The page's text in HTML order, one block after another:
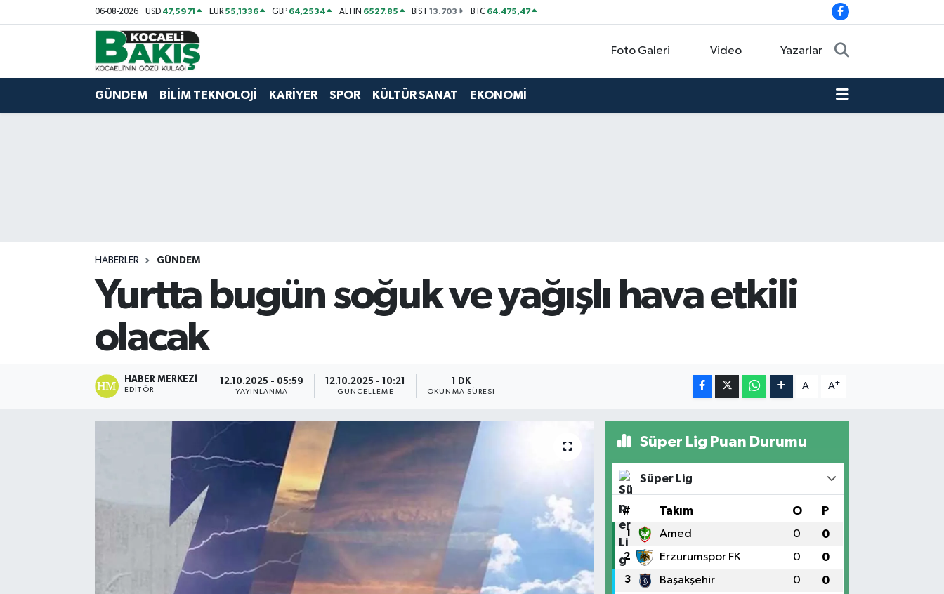
06-08-2026 USD 47,5971 EUR55,1336 GBP 64,2534 ALTIN 6527.85 BİST13.703 BTC 64.475,47
Foto Galeri Video Yazarlar
GÜNDEM BİLİM TEKNOLOJİ KARİYER SPOR KÜLTÜR SANAT EKONOMİ
HABERLER GÜNDEM
Yurtta bugün soğuk ve yağışlı hava etkili
olacak
HABER MERKEZI
EDITÖR
12.10.2025 - 05:59
YAYINLANMA
12.10.2025 - 10:21
GÜNCELLEME
1 DK
OKUNMA SÜRESI
A- A+
Süper Lig Puan Durumu
Süper Lig
# Takım O P
1 Amed 0 0
2 Erzurumspor FK 0 0
3 Başakşehir 0 0
Kocaeli Nöbetçi Eczaneler
Kocaeli Hava Durumu